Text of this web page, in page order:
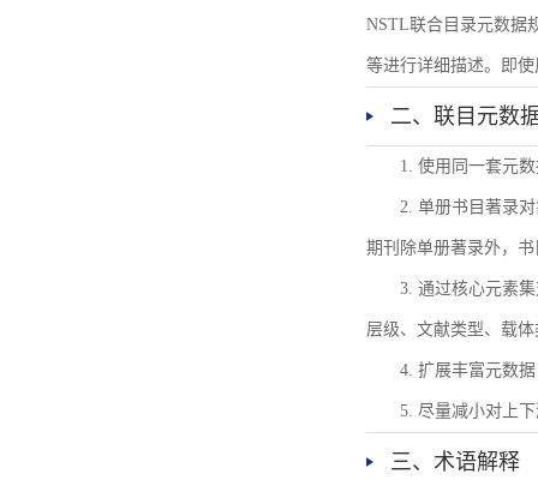
NSTL联合目录元数据
等进行详细描述。即
二、联目元数
1. 使用同一套元
2. 单册书目著录
期刊除单册著录外，
3. 通过核心元素
层级、文献类型、载
4. 扩展丰富元数
5. 尽量减小对上
三、术语解释